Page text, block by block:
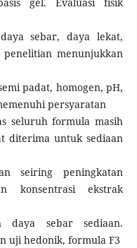
sebar, daya lekat,
menunjukkan
padat, homogen, pH,
persyaratan
seluruh formula masih
diterima untuk sediaan
seiring peningkatan
konsentrasi ekstrak
daya sebar sediaan.
uji hedonik, formula F3